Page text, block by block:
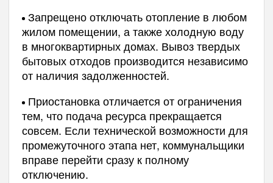
Запрещено отключать отопление в любом
жилом помещении, а также холодную воду
в многоквартирных домах. Вывоз твердых
бытовых отходов производится независимо
от наличия задолженностей.
Приостановка отличается от ограничения
тем, что подача ресурса прекращается
совсем. Если технической возможности для
промежуточного этапа нет, коммунальщики
вправе перейти сразу к полному
отключению.